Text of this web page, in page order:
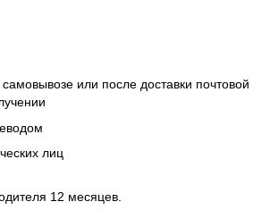
или после доставки почтовой
лиц
12 месяцев.